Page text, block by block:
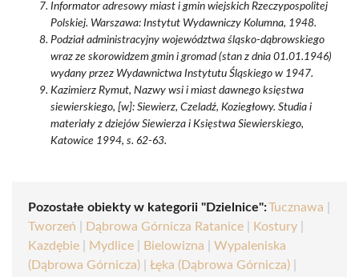
Informator adresowy miast i gmin wiejskich Rzeczypospolitej
Polskiej. Warszawa: Instytut Wydawniczy Kolumna, 1948.
Podział administracyjny województwa śląsko-dąbrowskiego
wraz ze skorowidzem gmin i gromad (stan z dnia 01.01.1946)
wydany przez Wydawnictwa Instytutu Śląskiego w 1947.
Kazimierz Rymut, Nazwy wsi i miast dawnego księstwa
siewierskiego, [w]: Siewierz, Czeladź, Koziegłowy. Studia i
materiały z dziejów Siewierza i Księstwa Siewierskiego,
Katowice 1994, s. 62-63.
Pozostałe obiekty w kategorii "Dzielnice":Tucznawa
Tworzeń
Dąbrowa Górnicza Ratanice Kostury
Kazdębie
Mydlice Bielowizna
Wypaleniska
(Dąbrowa Górnicza)
Łęka (Dąbrowa Górnicza)